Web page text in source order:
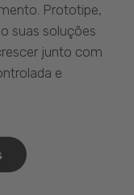
Prototipe,
suas soluções
junto com
e